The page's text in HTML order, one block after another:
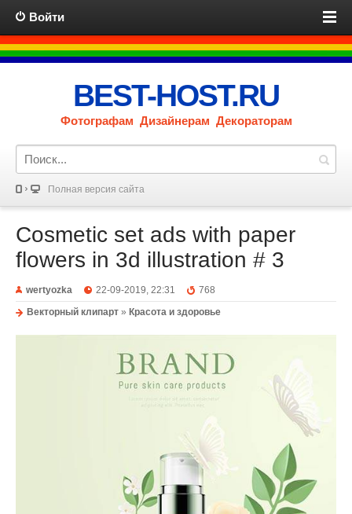
Войти
BEST-HOST.RU
Фотографам Дизайнерам Декораторам
Полная версия сайта
Cosmetic set ads with paper
flowers in 3d illustration # 3
wertyozka 22-09-2019, 22:31
768
Векторный клипарт » Красота и здоровье